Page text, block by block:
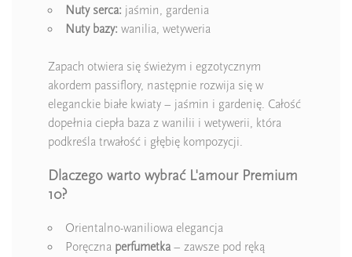
Nuty serca: jaśmin, gardenia
Nuty bazy: wanilia, wetyweria
Zapach otwiera się świeżym i egzotycznym
akordem passiflory, następnie rozwija się w
eleganckie białe kwiaty – jaśmin i gardenię. Całość
dopełnia ciepła baza z wanilii i wetywerii, która
podkreśla trwałość i głębię kompozycji.
Dlaczego warto wybrać L'amour Premium
10?
Orientalno-waniliowa elegancja
Poręczna perfumetka – zawsze pod ręką